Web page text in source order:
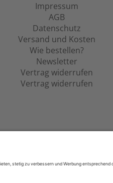
Impressum
AGB
Datenschutz
Versand und Kosten
Wie bestellen?
Newsletter
Vertrag widerrufen
Vertrag widerrufen